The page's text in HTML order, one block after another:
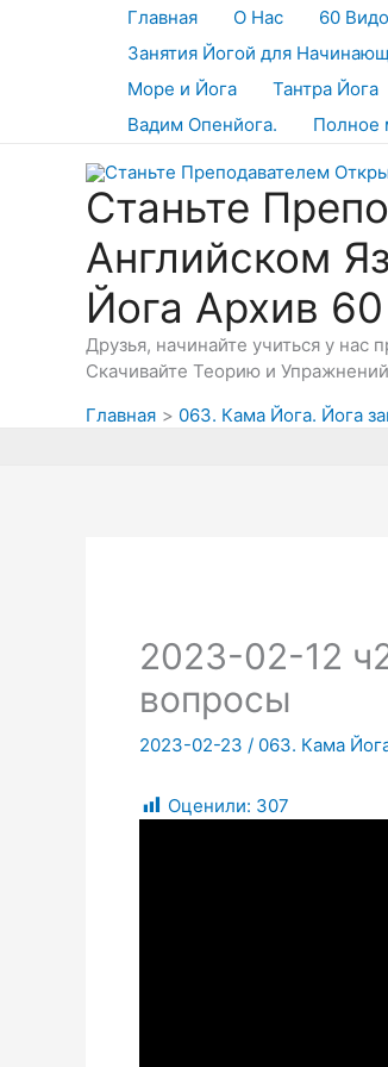
Главная О Нас 60
Занятия Йогой для
Море и Йога
Тантра Йога
Вадим Опенйога.
Полное
Станьте
Английском
Йога Архив
Друзья, начинайте учиться у
Скачивайте Теорию и
Главная
063. Кама Йога. Йога
2023-02-12
вопросы
2023-02-23 / 063. Кама
Оценили: 307